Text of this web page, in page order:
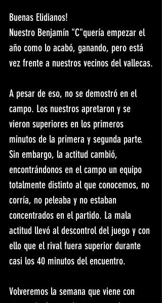
Buenas Elidianos!
Nuestro Benjamín "C"quería empezar el
año como lo acabó, ganando, pero está
vez frente a nuestros vecinos del vallecas.
A pesar de eso, no se demostró en el
campo. Los nuestros apretaron y se
vieron superiores en los primeros
minutos de la primera y segunda parte.
Sin embargo, la actitud cambió,
encontrándonos en el campo un equipo
totalmente distinto al que conocemos, no
corría, no peleaba y no estaban
concentrados en el partido. La mala
actitud llevó al descontrol del juego y con
ello que el rival fuera superior durante
casi los 40 minutos del encuentro.
Volveremos la semana que viene con